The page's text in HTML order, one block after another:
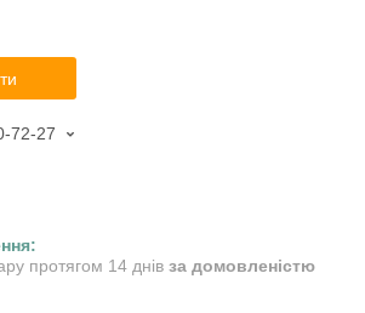
72-27
протягом 14 днів за домовленістю